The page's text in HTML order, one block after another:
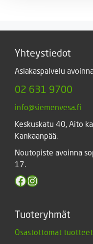
Yhteystiedot
Asiakaspalvelu
02 631 9700
info@siemenvesa.fi
Keskuskatu 40, Aito
Kankaanpää.
Noutopiste avoinna
17.
Facebook
Instagram
Tuoteryhmät
Osastottomat tuotteet